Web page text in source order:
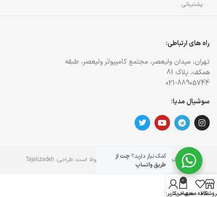
پشتیبانی
راه های ارتباطی:
تهران، میدان ولیعصر، مجتمع کامپیوتر ولیعصر، طبقه
همکف، پلاک 81
021-88905744
سوشیال مدیا:
کلیه حقوق برای وبسایت آژمان آی تی محفوظ است. طراحی: Tajalizadeh کمک نیاز دارید؟ چت از
طریق واتساپ
علاقه مندی
0
سبد خرید
حساب کاربری من